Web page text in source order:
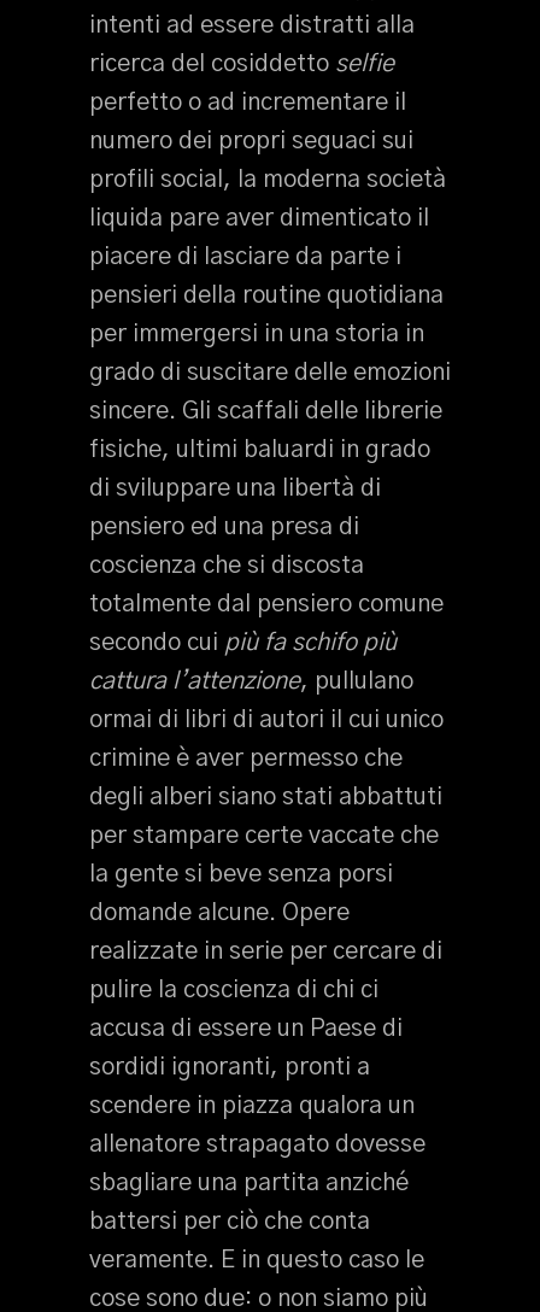
intenti ad essere distratti alla
ricerca del cosiddetto selfie
perfetto o ad incrementare il
numero dei propri seguaci sui
profili social, la moderna società
liquida pare aver dimenticato il
piacere di lasciare da parte i
pensieri della routine quotidiana
per immergersi in una storia in
grado di suscitare delle emozioni
sincere. Gli scaffali delle librerie
fisiche, ultimi baluardi in grado
di sviluppare una libertà di
pensiero ed una presa di
coscienza che si discosta
totalmente dal pensiero comune
secondo cui più fa schifo più
cattura l’attenzione, pullulano
ormai di libri di autori il cui unico
crimine è aver permesso che
degli alberi siano stati abbattuti
per stampare certe vaccate che
la gente si beve senza porsi
domande alcune. Opere
realizzate in serie per cercare di
pulire la coscienza di chi ci
accusa di essere un Paese di
sordidi ignoranti, pronti a
scendere in piazza qualora un
allenatore strapagato dovesse
sbagliare una partita anziché
battersi per ciò che conta
veramente. E in questo caso le
cose sono due: o non siamo più